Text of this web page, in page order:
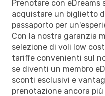
Prenotare con
acquistare un biglietto
passaporto per
Con la nostra garanzia
selezione di voli low
tariffe convenienti sul
se diventi un membro
sconti esclusivi e
prenotazione ancora